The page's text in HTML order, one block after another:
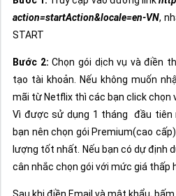
action=startAction&locale=en-VN,
START
Bước 2: Chọn gói dịch vụ và điền
tạo tài khoản. Nếu không muốn
mãi từ Netflix thì các bạn click chọn
Vì được sử dụng 1 tháng đầu tiên
bạn nên chọn gói Premium(cao
lượng tốt nhất. Nếu bạn có dự định
cân nhắc chọn gói với mức giá thấp